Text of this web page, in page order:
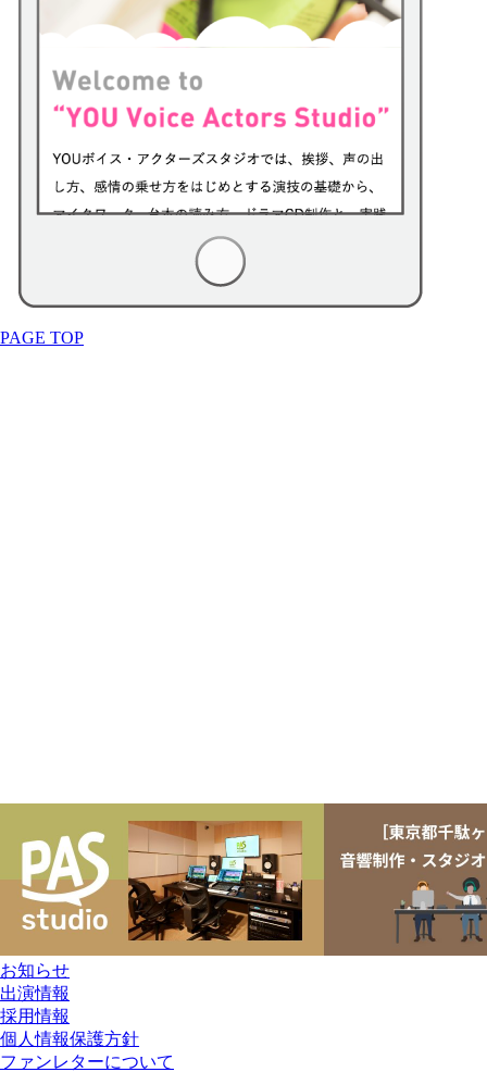
PAGE TOP
お知らせ
出演情報
採用情報
個人情報保護方針
ファンレターについて